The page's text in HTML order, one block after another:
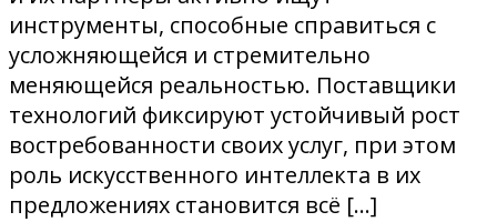
инструменты, способные справиться с
усложняющейся и стремительно
меняющейся реальностью. Поставщики
технологий фиксируют устойчивый рост
востребованности своих услуг, при этом
роль искусственного интеллекта в их
предложениях становится всё […]